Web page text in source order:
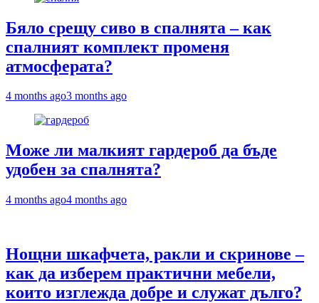
Бяло срещу сиво в спалнята – как
спалният комплект променя
атмосферата?
4 months ago3 months ago
Може ли малкият гардероб да бъде
удобен за спалнята?
4 months ago4 months ago
Нощни шкафчета, ракли и скринове –
как да изберем практични мебели,
които изглежда добре и служат дълго?